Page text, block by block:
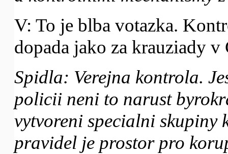
V: To je blba votazka.
dopada jako za krauziady v
Spidla: Verejna kontrola.
policii neni to narust
vytvoreni specialni skupiny
pravidel je prostor pro